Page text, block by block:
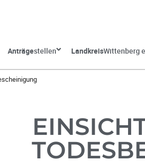
Anträgestellen LandkreisWittenberg